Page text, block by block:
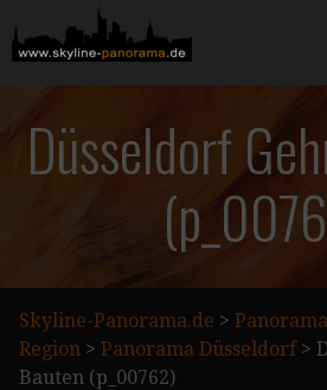
Inhalt
springen
SKYLINE-PANORAMA.DE
Düsseldorf
Skyline-Panorama.de > Panorama
Region > Panorama Düsseldorf>
Bauten (p_00762)